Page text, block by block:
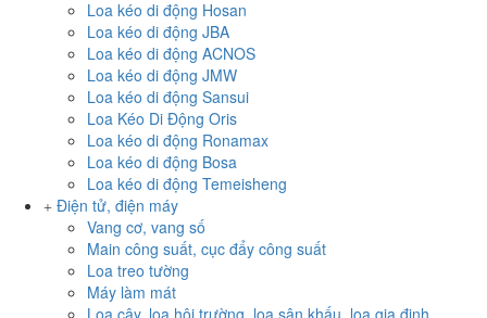
Loa kéo di động Hosan
Loa kéo di động JBA
Loa kéo di động ACNOS
Loa kéo di động JMW
Loa kéo di động Sansui
Loa Kéo Di Động Oris
Loa kéo di động Ronamax
Loa kéo di động Bosa
Loa kéo di động Temeisheng
Điện tử, điện máy
Vang cơ, vang số
Main công suất, cục đẩy công suất
Loa treo tường
Máy làm mát
Loa cây, loa hội trường, loa sân khấu, loa gia đinh